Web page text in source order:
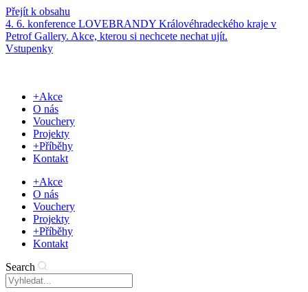
Přejít k obsahu
4. 6. konference LOVEBRANDY Královéhradeckého kraje v
Petrof Gallery. Akce, kterou si nechcete nechat ujít.
Vstupenky
+Akce
O nás
Vouchery
Projekty
+Příběhy
Kontakt
+Akce
O nás
Vouchery
Projekty
+Příběhy
Kontakt
Search